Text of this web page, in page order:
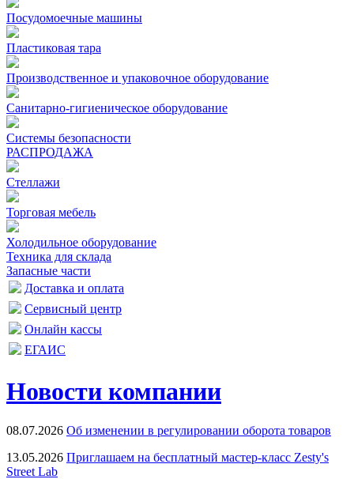
Посудомоечные машины
Пластиковая тара
Производственное и упаковочное оборудование
Санитарно-гигиеническое оборудование
Системы безопасности
РАСПРОДАЖА
Стеллажи
Торговая мебель
Холодильное оборудование
Техника для склада
Запасные части
Доставка и оплата
Сервисный центр
Онлайн кассы
ЕГАИС
Новости компании
08.07.2026 Об изменении в регулировании оборота товаров
13.05.2026 Приглашаем на бесплатный мастер-класс Zesty's
Street Lab